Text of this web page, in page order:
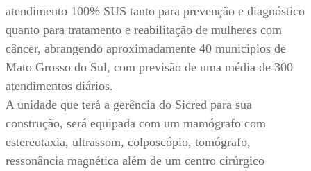
atendimento 100% SUS tanto para prevenção e diagnóstico
quanto para tratamento e reabilitação de mulheres com
câncer, abrangendo aproximadamente 40 municípios de
Mato Grosso do Sul, com previsão de uma média de 300
atendimentos diários.
A unidade que terá a gerência do Sicred para sua
construção, será equipada com um mamógrafo com
estereotaxia, ultrassom, colposcópio, tomógrafo,
ressonância magnética além de um centro cirúrgico